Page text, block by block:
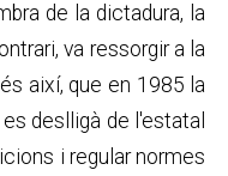
de la dictadura, la
va ressorgir a la
així, que en 1985 la
deslligà de l'estatal
i regular normes